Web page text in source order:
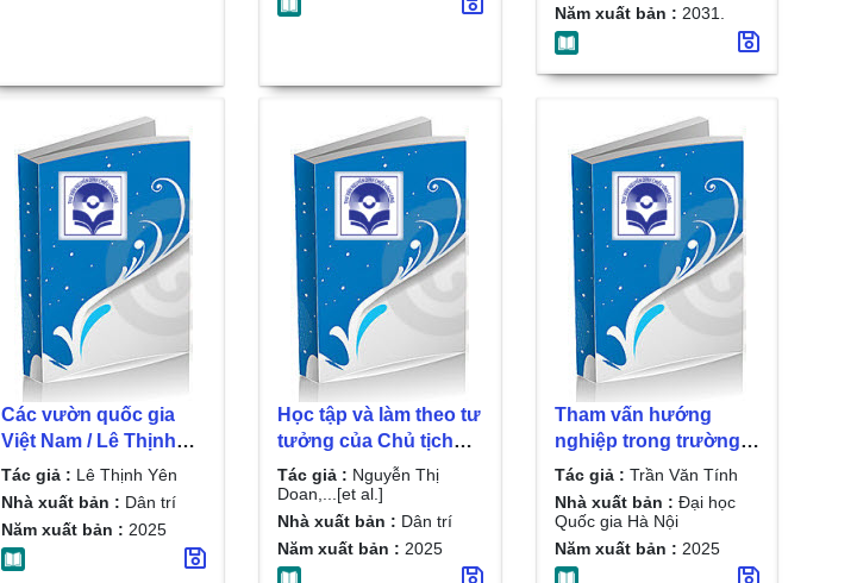
Năm xuất bản : 2031.
Các vườn quốc gia
Việt Nam / Lê Thịnh
Yên
Tác giả : Lê Thịnh Yên
Nhà xuất bản : Dân trí
Năm xuất bản : 2025
Học tập và làm theo tư
tưởng của Chủ tịch
Hồ Chí Minh về đào
tạo và phấn đấu để trở
thành người công dân
tốt, người cán bộ tốt,
góp phần nâng cao
Tác giả : Nguyễn Thị
Doan,...[et al.]
Nhà xuất bản : Dân trí
Năm xuất bản : 2025
Tham vấn hướng
nghiệp trong trường
phổ thông / Trần Văn
Tính
Tác giả : Trần Văn Tính
Nhà xuất bản : Đại học
Quốc gia Hà Nội
Năm xuất bản : 2025